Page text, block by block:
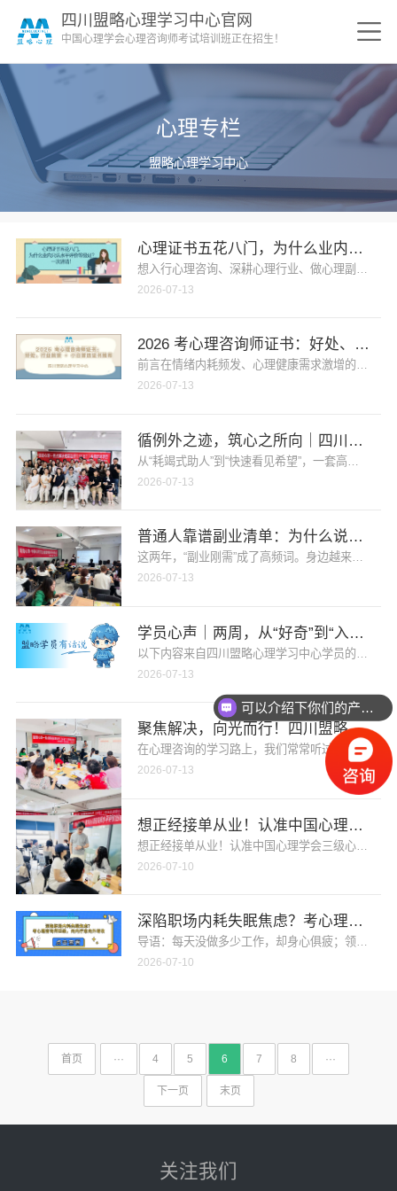
四川盟略心理学习中心官网
中国心理学会心理咨询师考试培训班正在招生！
心理专栏
盟略心理学习中心
心理证书五花八门，为什么业内只认
想入行心理咨询、深耕心理行业、做心理副业，
2026-07-13
2026 考心理咨询师证书：好处、行
前言在情绪内耗频发、心理健康需求激增的 2026
2026-07-13
循例外之迹，筑心之所向｜四川盟略
从“耗竭式助人”到“快速看见希望”，一套高效赋
2026-07-13
普通人靠谱副业清单：为什么说心理
这两年，“副业刚需”成了高频词。身边越来越多
2026-07-13
学员心声｜两周，从“好奇”到“入门
以下内容来自四川盟略心理学习中心学员的真实结
2026-07-13
聚焦解决，向光而行！四川盟略心理
在心理咨询的学习路上，我们常常听过一句话：好
2026-07-13
想正经接单从业！认准中国心理学会
想正经接单从业！认准中国心理学会三级心理水
2026-07-10
深陷职场内耗失眠焦虑？考心理咨询
导语：每天没做多少工作，却身心俱疲；领导一
2026-07-10
首页 ··· 4 5 6 7 8 ···
下一页 末页
关注我们
你们是怎么收费的呢？